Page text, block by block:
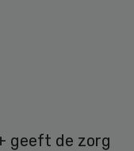
geeft de zorg